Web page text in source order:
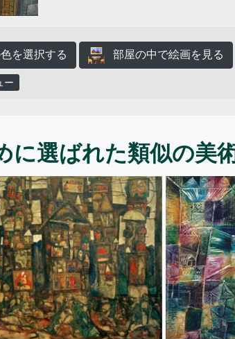
を選択する 部屋の中で絵画を見る
ー
に選ばれた類似の美